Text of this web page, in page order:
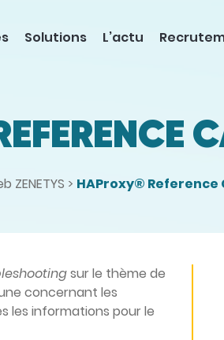
Solutions L’actu
ZENETYS > HAProxy® Reference
sur le thème de
concernant les
les informations pour le